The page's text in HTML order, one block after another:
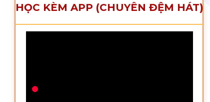
HỌC KÈM APP (CHUYÊN ĐỆM HÁT)